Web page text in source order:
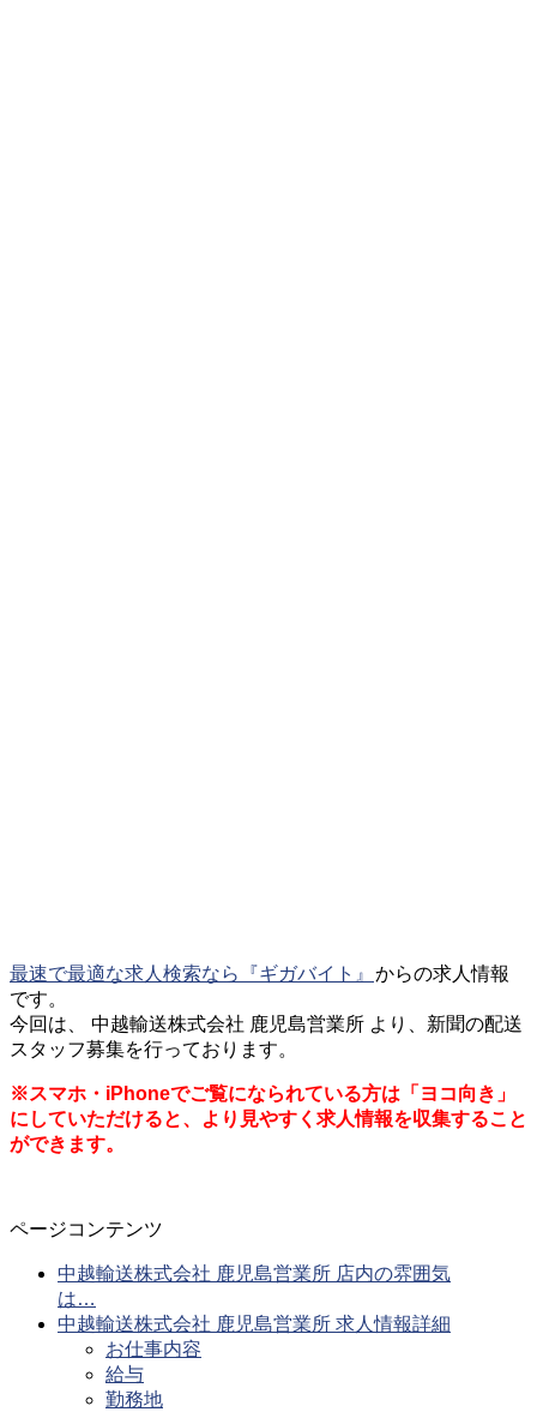
最速で最適な求人検索なら『ギガバイト』 からの求人情報
です。
今回は、 中越輸送株式会社 鹿児島営業所 より、新聞の配送
スタッフ募集を行っております。
※スマホ・iPhoneでご覧になられている方は「ヨコ向き」
にしていただけると、より見やすく求人情報を収集すること
ができます。
ページコンテンツ
中越輸送株式会社 鹿児島営業所 店内の雰囲気
は…
中越輸送株式会社 鹿児島営業所 求人情報詳細
お仕事内容
給与
勤務地